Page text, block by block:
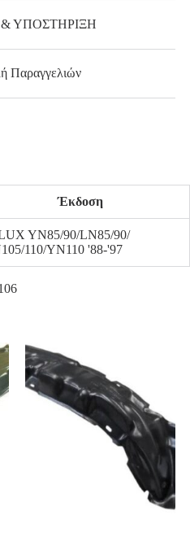
ΥΠΟΣΤΗΡΙΞΗ
Παραγγελιών
Έκδοση
YN85/90/LN85/90/
110/YN110 '88-'97